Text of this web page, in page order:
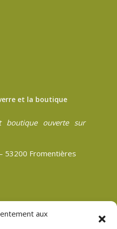
aux
et la boutique
boutique ouverte sur
53200 Fromentières